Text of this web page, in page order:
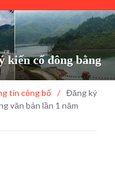
kiến cổ đông bằng
tin công bố / Đăng ký
văn bản lần 1 năm